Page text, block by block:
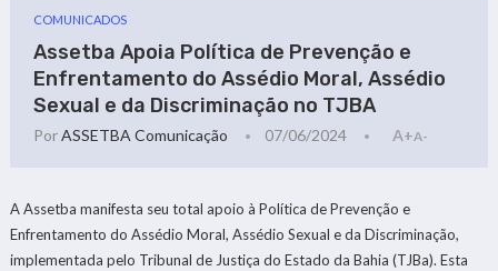
COMUNICADOS
Assetba Apoia Política de Prevenção e
Enfrentamento do Assédio Moral, Assédio
Sexual e da Discriminação no TJBA
PorASSETBA Comunicação 07/06/2024 A+A-
A Assetba manifesta seu total apoio à Política de Prevenção e
Enfrentamento do Assédio Moral, Assédio Sexual e da Discriminação,
implementada pelo Tribunal de Justiça do Estado da Bahia (TJBa). Esta